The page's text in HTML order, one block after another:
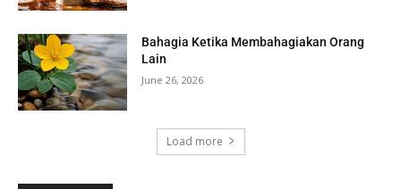
Bahagia Ketika Membahagiakan Orang
Lain
June 26, 2026
Load more